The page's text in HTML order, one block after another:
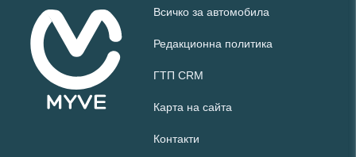
Всичко за автомобила
Редакционна политика
ГТП CRM
Карта на сайта
Контакти